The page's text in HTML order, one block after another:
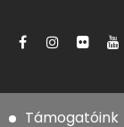
Támogatóink